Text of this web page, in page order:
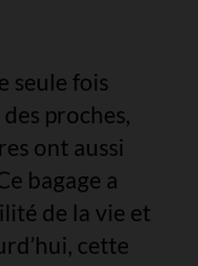
seule fois
proches,
ont aussi
bagage a
de la vie et
cette